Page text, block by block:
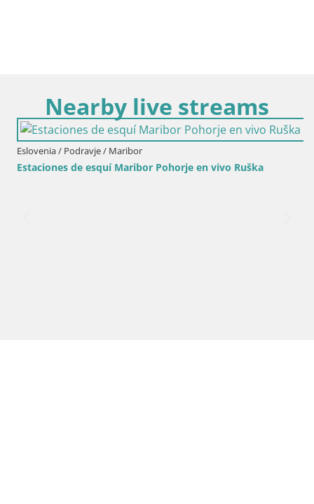
Nearby live streams
Eslovenia / Podravje / Maribor
Estaciones de esquí Maribor Pohorje en vivo Ruška